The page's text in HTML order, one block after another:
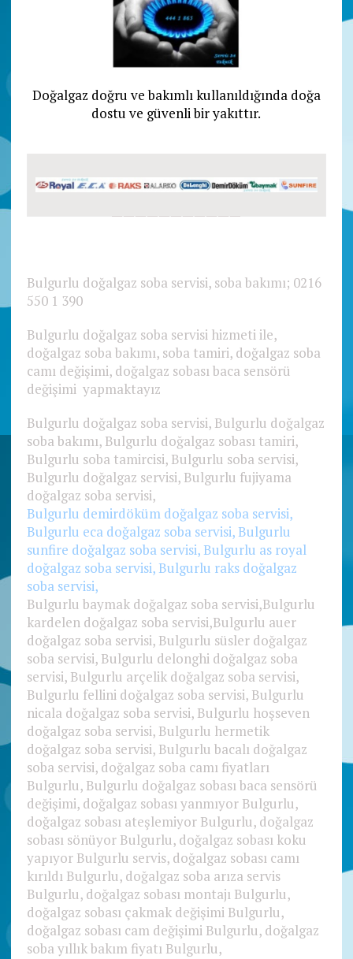
Doğalgaz doğru ve bakımlı kullanıldığında doğa
dostu ve güvenli bir yakıttır.
———————————
Bulgurlu doğalgaz soba servisi, soba bakımı; 0216
550 1 390
Bulgurlu doğalgaz soba servisi hizmeti ile,
doğalgaz soba bakımı, soba tamiri, doğalgaz soba
camı değişimi, doğalgaz sobası baca sensörü
değişimi yapmaktayız
Bulgurlu doğalgaz soba servisi, Bulgurlu doğalgaz
soba bakımı, Bulgurlu doğalgaz sobası tamiri,
Bulgurlu soba tamircisi, Bulgurlu soba servisi,
Bulgurlu doğalgaz servisi, Bulgurlu fujiyama
doğalgaz soba servisi,
Bulgurlu demirdöküm doğalgaz soba servisi,
Bulgurlu eca doğalgaz soba servisi, Bulgurlu
sunfire doğalgaz soba servisi, Bulgurlu as royal
doğalgaz soba servisi, Bulgurlu raks doğalgaz
soba servisi,
Bulgurlu baymak doğalgaz soba servisi,Bulgurlu
kardelen doğalgaz soba servisi,Bulgurlu auer
doğalgaz soba servisi, Bulgurlu süsler doğalgaz
soba servisi, Bulgurlu delonghi doğalgaz soba
servisi, Bulgurlu arçelik doğalgaz soba servisi,
Bulgurlu fellini doğalgaz soba servisi, Bulgurlu
nicala doğalgaz soba servisi, Bulgurlu hoşseven
doğalgaz soba servisi, Bulgurlu hermetik
doğalgaz soba servisi, Bulgurlu bacalı doğalgaz
soba servisi, doğalgaz soba camı fiyatları
Bulgurlu, Bulgurlu doğalgaz sobası baca sensörü
değişimi, doğalgaz sobası yanmıyor Bulgurlu,
doğalgaz sobası ateşlemiyor Bulgurlu, doğalgaz
sobası sönüyor Bulgurlu, doğalgaz sobası koku
yapıyor Bulgurlu servis, doğalgaz sobası camı
kırıldı Bulgurlu, doğalgaz soba arıza servis
Bulgurlu, doğalgaz sobası montajı Bulgurlu,
doğalgaz sobası çakmak değişimi Bulgurlu,
doğalgaz sobası cam değişimi Bulgurlu, doğalgaz
soba yıllık bakım fiyatı Bulgurlu,